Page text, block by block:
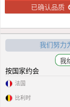
已确认品质
我们努力
按国家约会
法国
比利时